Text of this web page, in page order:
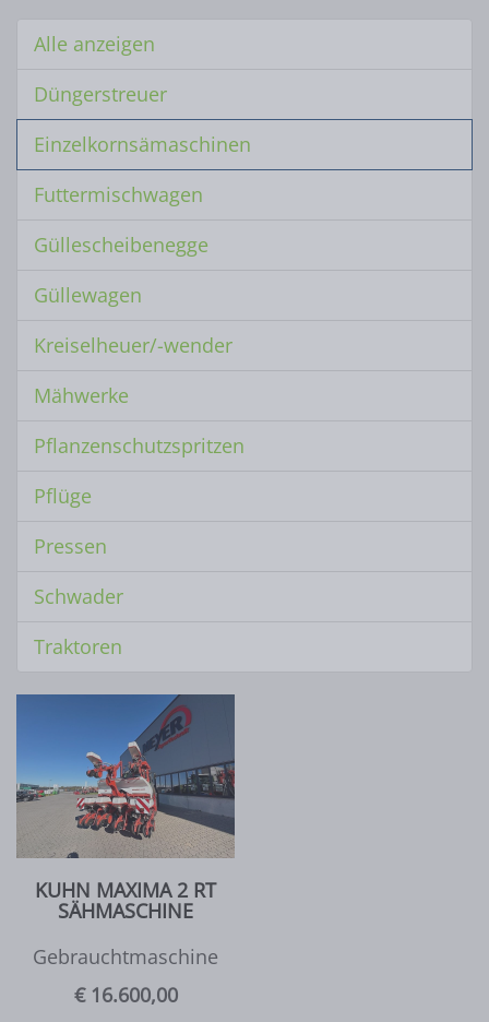
Alle anzeigen
Düngerstreuer
Einzelkornsämaschinen
Futtermischwagen
Güllescheibenegge
Güllewagen
Kreiselheuer/-wender
Mähwerke
Pflanzenschutzspritzen
Pflüge
Pressen
Schwader
Traktoren
KUHN MAXIMA 2 RT
SÄHMASCHINE
Gebrauchtmaschine
€ 16.600,00